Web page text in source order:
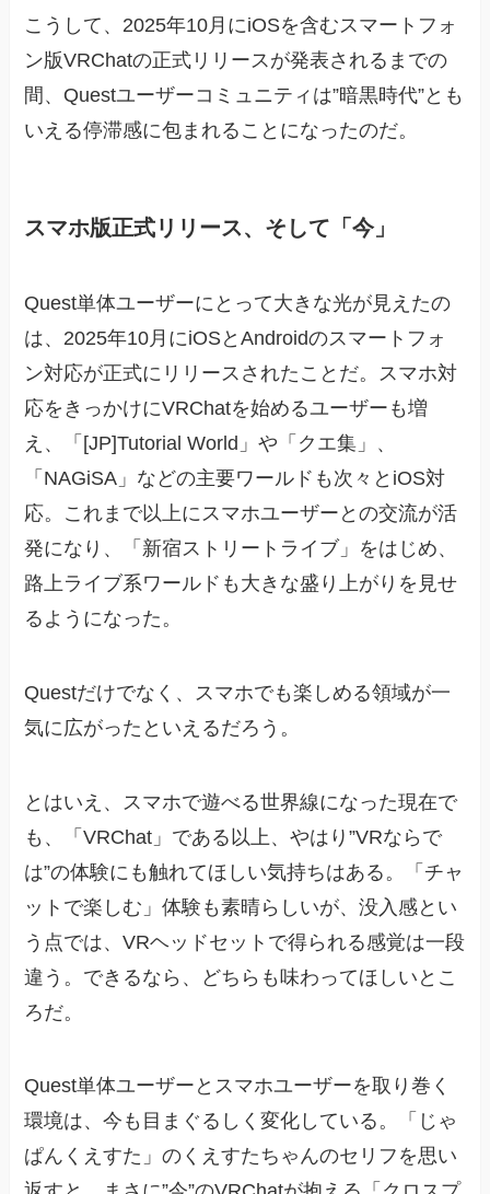
こうして、2025年10月にiOSを含むスマートフォ
ン版VRChatの正式リリースが発表されるまでの
間、Questユーザーコミュニティは”暗黒時代”とも
いえる停滞感に包まれることになったのだ。
スマホ版正式リリース、そして「今」
Quest単体ユーザーにとって大きな光が見えたの
は、2025年10月にiOSとAndroidのスマートフォ
ン対応が正式にリリースされたことだ。スマホ対
応をきっかけにVRChatを始めるユーザーも増
え、「[JP]Tutorial World」や「クエ集」、
「NAGiSA」などの主要ワールドも次々とiOS対
応。これまで以上にスマホユーザーとの交流が活
発になり、「新宿ストリートライブ」をはじめ、
路上ライブ系ワールドも大きな盛り上がりを見せ
るようになった。
Questだけでなく、スマホでも楽しめる領域が一
気に広がったといえるだろう。
とはいえ、スマホで遊べる世界線になった現在で
も、「VRChat」である以上、やはり”VRならで
は”の体験にも触れてほしい気持ちはある。「チャ
ットで楽しむ」体験も素晴らしいが、没入感とい
う点では、VRヘッドセットで得られる感覚は一段
違う。できるなら、どちらも味わってほしいとこ
ろだ。
Quest単体ユーザーとスマホユーザーを取り巻く
環境は、今も目まぐるしく変化している。「じゃ
ぱんくえすた」のくえすたちゃんのセリフを思い